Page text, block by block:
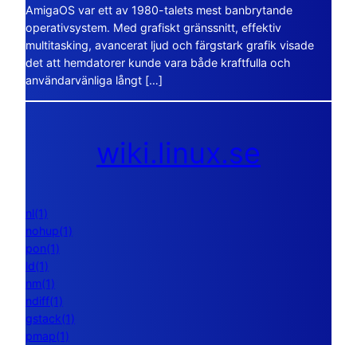
AmigaOS var ett av 1980-talets mest banbrytande
operativsystem. Med grafiskt gränssnitt, effektiv
multitasking, avancerat ljud och färgstark grafik visade
det att hemdatorer kunde vara både kraftfulla och
användarvänliga långt […]
wiki.linux.se
nl(1)
nohup(1)
pon(1)
ld(1)
nm(1)
ndiff(1)
gstack(1)
pmap(1)